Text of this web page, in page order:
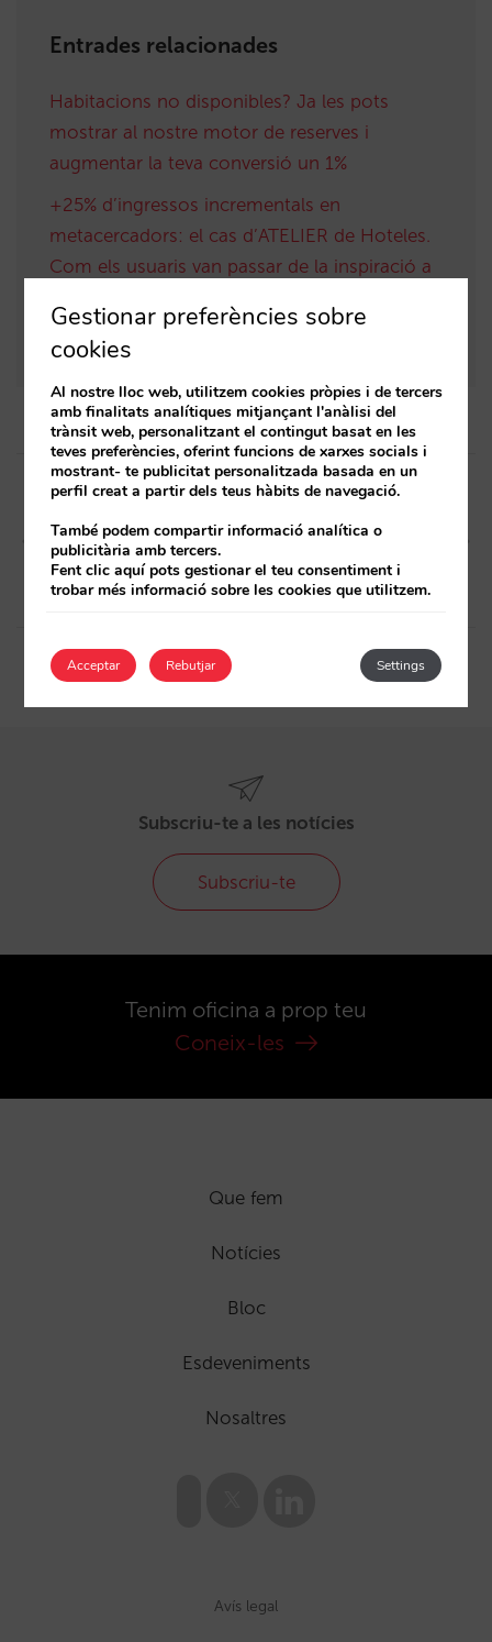
Entrades relacionades
Habitacions no disponibles? Ja les pots
mostrar al nostre motor de reserves i
augmentar la teva conversió un 1%
+25% d’ingressos incrementals en
metacercadors: el cas d’ATELIER de Hoteles.
Com els usuaris van passar de la inspiració a
Descobreix el nou motor de reserves de Mirai
Post
navigation
Article anterior
(ESP) Tus confirmaciones de
reserva ahora vienen con
Passwallett – Apple Wallet
Article següent
Taxa Turística de Catalunya:
amb el sistema més complet
Subscriu-te a les notícies
Subscriu-te
Tenim oficina a prop teu
Coneix-les
Que fem
Notícies
Bloc
Esdeveniments
Nosaltres
Avís legal
Gestionar preferències sobre
cookies
Al nostre lloc web, utilitzem cookies pròpies i de tercers
amb finalitats analítiques mitjançant l'anàlisi del
trànsit web, personalitzant el contingut basat en les
teves preferències, oferint funcions de xarxes socials i
mostrant- te publicitat personalitzada basada en un
perfil creat a partir dels teus hàbits de navegació.
També podem compartir informació analítica o
publicitària amb tercers.
Fent clic aquí pots gestionar el teu consentiment i
trobar més informació sobre les cookies que utilitzem.
Acceptar Settings
Rebutjar